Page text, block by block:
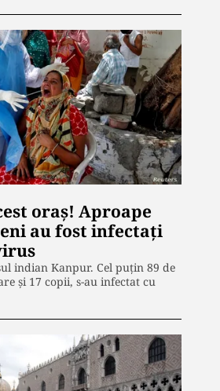
oraș! Aproape
au fost infectați
indian Kanpur. Cel puțin 89 de
și 17 copii, s-au infectat cu